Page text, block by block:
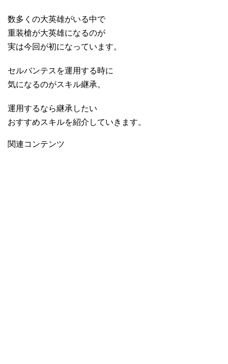
数多くの大英雄がいる中で
重装槍が大英雄になるのが
実は今回が初になっています。
セルバンテスを運用する時に
気になるのがスキル継承。
運用するなら継承したい
おすすめスキルを紹介していきます。
関連コンテンツ